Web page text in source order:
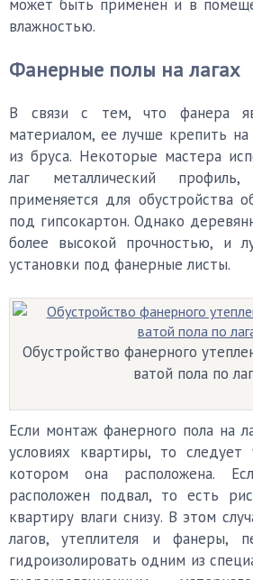
может быть применен и в
влажностью.
Фанерные полы на лагах
В связи с тем, что фанера
материалом, ее лучше крепить на
из бруса. Некоторые мастера
лаг металлический
применяется для обустройства
под гипсокартон. Однако
более высокой прочностью, и
установки под фанерные листы.
Обустройство фанерного
ватой пола по
Если монтаж фанерного пола на
условиях квартиры, то следует
котором она расположена.
расположен подвал, то есть
квартиру влаги снизу. В этом
лагов, утеплителя и фанеры,
гидроизолировать одним из